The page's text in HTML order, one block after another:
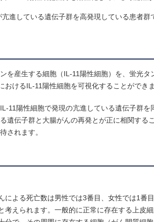
進している遺伝子群を高発現している患者群
を産生する細胞（IL-11陽性細胞）を、蛍光
おけるIL-11陽性細胞を可視化することができ
11陽性細胞で発現の亢進している遺伝子群
伝子群と大腸がんの再発とが正に相関する
されます。
よる死亡数は男性では3番目、女性では1番
えられます。一般的に正常に存在する上皮